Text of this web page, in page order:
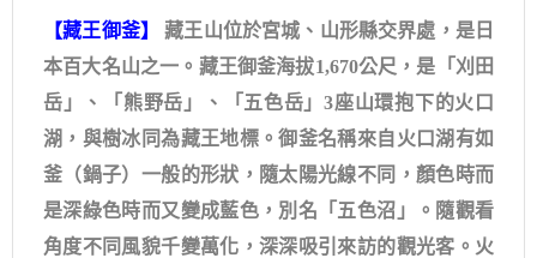
【藏王御釜】
藏王山位於宮城、山形縣交界處，是日
本百大名山之一。藏王御釜海拔1,670公尺，是「刈田
岳」、「熊野岳」、「五色岳」3座山環抱下的火口
湖，與樹冰同為藏王地標。御釜名稱來自火口湖有如
釜（鍋子）一般的形狀，隨太陽光線不同，顏色時而
是深綠色時而又變成藍色，別名「五色沼」。隨觀看
角度不同風貌千變萬化，深深吸引來訪的觀光客。火